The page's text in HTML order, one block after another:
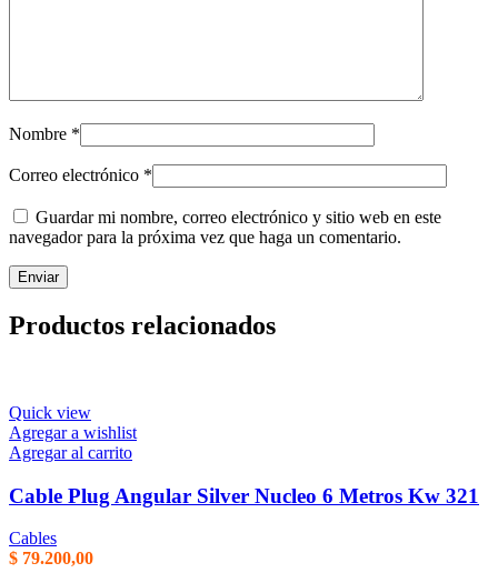
Nombre *
Correo electrónico *
Guardar mi nombre, correo electrónico y sitio web en este
navegador para la próxima vez que haga un comentario.
Productos relacionados
Quick view
Agregar a wishlist
Agregar al carrito
Cable Plug Angular Silver Nucleo 6 Metros Kw 321
Cables
$ 79.200,00